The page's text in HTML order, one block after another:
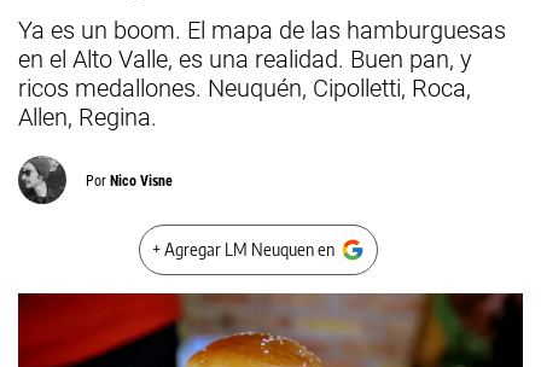
Ya es un boom. El mapa de las hamburguesas
en el Alto Valle, es una realidad. Buen pan, y
ricos medallones. Neuquén, Cipolletti, Roca,
Allen, Regina.
Por Nico Visne
+ Agregar LM Neuquen en